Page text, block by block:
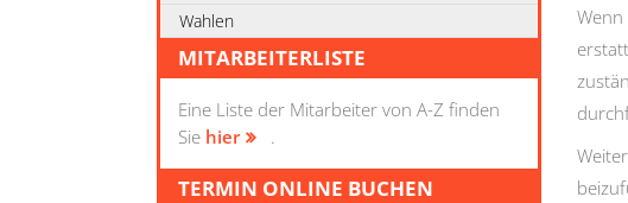
Wahlen
MITARBEITERLISTE
Eine Liste der Mitarbeiter von A-Z finden
Sie hier .
TERMIN ONLINE BUCHEN
Wenn